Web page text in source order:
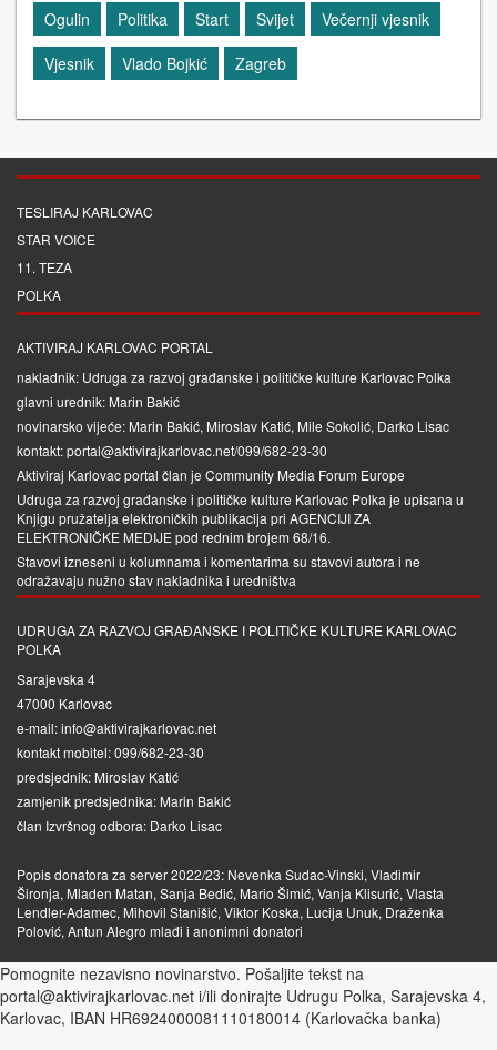
Ogulin
Politika Start Svijet
Večernji vjesnik
Vjesnik
Vlado Bojkić Zagreb
TESLIRAJ KARLOVAC
STAR VOICE
11. TEZA
POLKA
AKTIVIRAJ KARLOVAC PORTAL
nakladnik: Udruga za razvoj građanske i političke kulture Karlovac Polka
glavni urednik: Marin Bakić
novinarsko vijeće: Marin Bakić, Miroslav Katić, Mile Sokolić, Darko Lisac
kontakt: portal@aktivirajkarlovac.net/099/682-23-30
Aktiviraj Karlovac portal član je Community Media Forum Europe
Udruga za razvoj građanske i političke kulture Karlovac Polka je upisana u
Knjigu pružatelja elektroničkih publikacija pri AGENCIJI ZA
ELEKTRONIČKE MEDIJEpod rednim brojem 68/16.
Stavovi izneseni u kolumnama i komentarima su stavovi autora i ne
odražavaju nužno stav nakladnika i uredništva
UDRUGA ZA RAZVOJ GRAĐANSKE I POLITIČKE KULTURE KARLOVAC
POLKA
Sarajevska 4
47000 Karlovac
e-mail: info@aktivirajkarlovac.net
kontakt mobitel: 099/682-23-30
predsjednik: Miroslav Katić
zamjenik predsjednika: Marin Bakić
član Izvršnog odbora: Darko Lisac
Popis donatora za server 2022/23: Nevenka Sudac-Vinski, Vladimir
Šironja, Mladen Matan, Sanja Bedić, Mario Šimić, Vanja Klisurić, Vlasta
Lendler-Adamec, Mihovil Stanišić, Viktor Koska, Lucija Unuk, Draženka
Polović, Antun Alegro mlađi i anonimni donatori
Pomognite nezavisno novinarstvo. Pošaljite tekst na
portal@aktivirajkarlovac.net i/ili donirajte Udrugu Polka, Sarajevska 4,
Karlovac, IBAN HR6924000081110180014 (Karlovačka banka)